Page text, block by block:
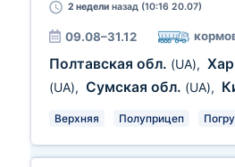
2 недели назад (10:16 20.07)
09.08–31.12
Полтавская обл. (UA),
(UA), Сумская обл. (UA),
Верхняя Полуприцеп